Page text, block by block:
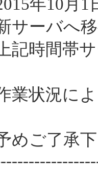
年10月1
サーバへ
間帯サ
よって
承下